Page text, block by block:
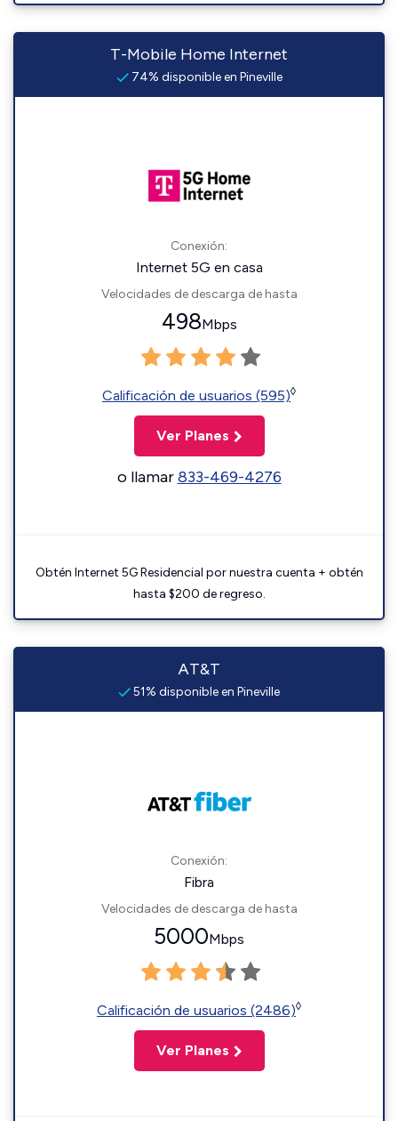
T-Mobile Home Internet
74% disponible en Pineville
Conexión:
Internet 5G en casa
Velocidades de descarga de hasta
498Mbps
Calificación de usuarios (595)◊
Ver Planes
o llamar833-469-4276
Obtén Internet 5G Residencial por nuestra cuenta + obtén
hasta $200 de regreso.
AT&T
51% disponible en Pineville
Conexión:
Fibra
Velocidades de descarga de hasta
5000Mbps
Calificación de usuarios (2486)◊
Ver Planes